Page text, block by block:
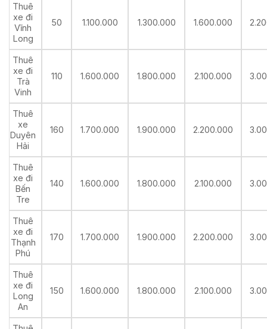
Thuê
xe đi
Vĩnh
Long
50 1.100.000 1.300.000 1.600.000
Thuê
xe đi
Trà
Vinh
110 1.600.000 1.800.000 2.100.000
Thuê
xe
Duyên
Hải
160 1.700.000 1.900.000 2.200.000
Thuê
xe đi
Bến
Tre
140 1.600.000 1.800.000 2.100.000
Thuê
xe đi
Thạnh
Phú
170 1.700.000 1.900.000 2.200.000
Thuê
xe đi
Long
An
150 1.600.000 1.800.000 2.100.000